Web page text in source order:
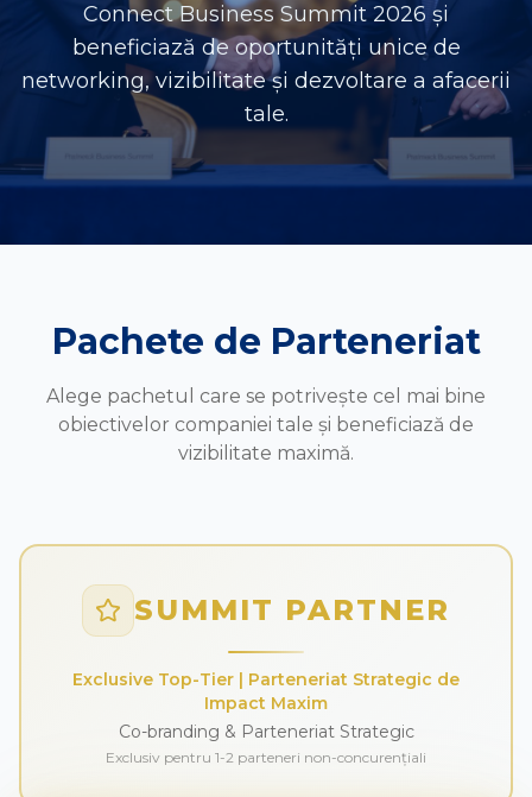
Parteneri
Devino Partener
Contact
Connect Business Summit 2026 și
beneficiază de oportunități unice de
networking, vizibilitate și dezvoltare a afacerii
tale.
Pachete de Parteneriat
Alege pachetul care se potrivește cel mai bine
obiectivelor companiei tale și beneficiază de
vizibilitate maximă.
SUMMIT PARTNER
Exclusive Top-Tier | Parteneriat Strategic de
Impact Maxim
Co-branding & Parteneriat Strategic
Exclusiv pentru 1-2 parteneri non-concurențiali